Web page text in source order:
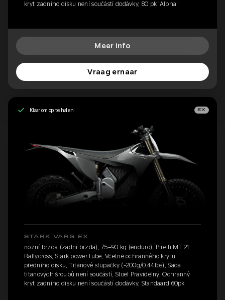
kryt zadního disku není součástí dodávky, 80 pk 'Alpha'
Meer info
Vraag ernaar
Klaar om op te halen EX
STARK VARG EX
nožní brzda (zadní brzda), 75–90 kg (enduro), Pirelli MT 21
Rallycross, Stark power tube, Včetně ochranného krytu
předního disku, Titanové stupačky (-200g/0.44lbs), Sada
titanových šroubů není součástí, Stoel Pravidelný, Ochranný
kryt zadního disku není součástí dodávky, Standaard 60pk